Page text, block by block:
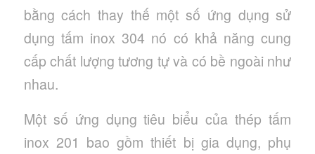
bằng cách thay thế một số ứng dụng sử
dụng tấm inox 304 nó có khả năng cung
cấp chất lượng tương tự và có bề ngoài như
nhau.
Một số ứng dụng tiêu biểu của thép tấm
inox 201 bao gồm thiết bị gia dụng, phụ